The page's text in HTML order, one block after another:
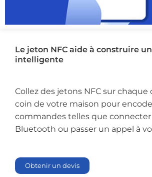
Le jeton NFC aide à construire
intelligente
Collez des jetons NFC sur
coin de votre maison pour
commandes telles que connecter
Bluetooth ou passer un appel à
Obtenir un devis